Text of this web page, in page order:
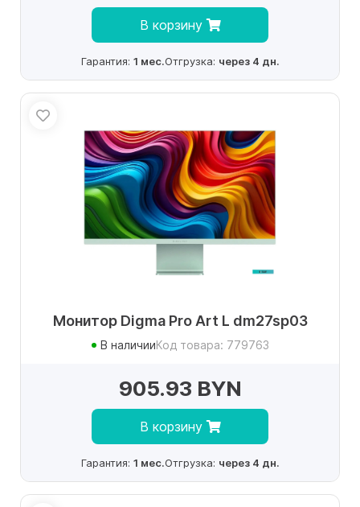
В корзину
Гарантия: 1 мес.Отгрузка: через 4 дн.
Монитор Digma Pro Art L dm27sp03
В наличииКод товара: 779763
905.93 BYN
В корзину
Гарантия: 1 мес.Отгрузка: через 4 дн.